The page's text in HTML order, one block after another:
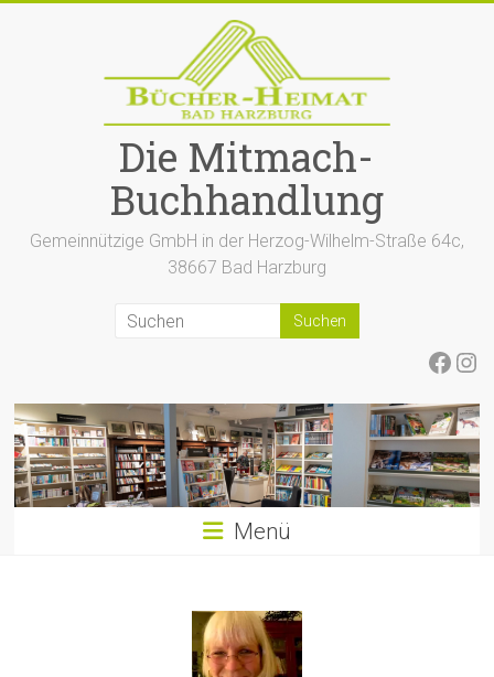
Die Mitmach-
Buchhandlung
Gemeinnützige GmbH in der Herzog-Wilhelm-Straße 64c,
38667 Bad Harzburg
Menü